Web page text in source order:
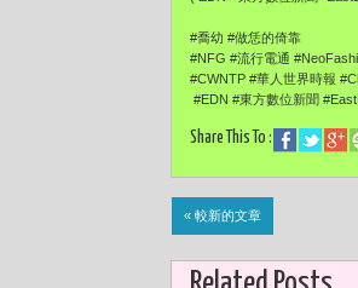
#喬幼 #做恁的倚靠
#NFG #流行電通
#CWNTP #華人世界時報
#EDN #東方數位新聞
Share This To :
« 較新的文章